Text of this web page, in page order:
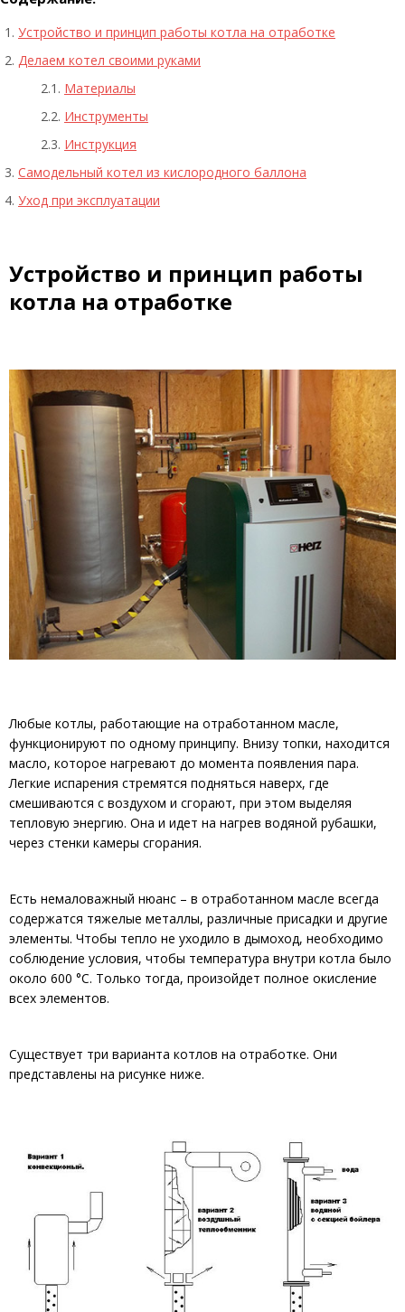
Устройство и принцип работы котла на отработке
Делаем котел своими руками
Материалы
Инструменты
Инструкция
Самодельный котел из кислородного баллона
Уход при эксплуатации
Устройство и принцип работы
котла на отработке
Любые котлы, работающие на отработанном масле,
функционируют по одному принципу. Внизу топки, находится
масло, которое нагревают до момента появления пара.
Легкие испарения стремятся подняться наверх, где
смешиваются с воздухом и сгорают, при этом выделяя
тепловую энергию. Она и идет на нагрев водяной рубашки,
через стенки камеры сгорания.
Есть немаловажный нюанс – в отработанном масле всегда
содержатся тяжелые металлы, различные присадки и другие
элементы. Чтобы тепло не уходило в дымоход, необходимо
соблюдение условия, чтобы температура внутри котла было
около 600 °С. Только тогда, произойдет полное окисление
всех элементов.
Существует три варианта котлов на отработке. Они
представлены на рисунке ниже.